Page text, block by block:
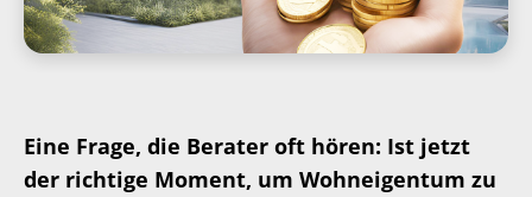
Eine Frage, die Berater oft hören: Ist jetzt
der richtige Moment, um Wohneigentum zu